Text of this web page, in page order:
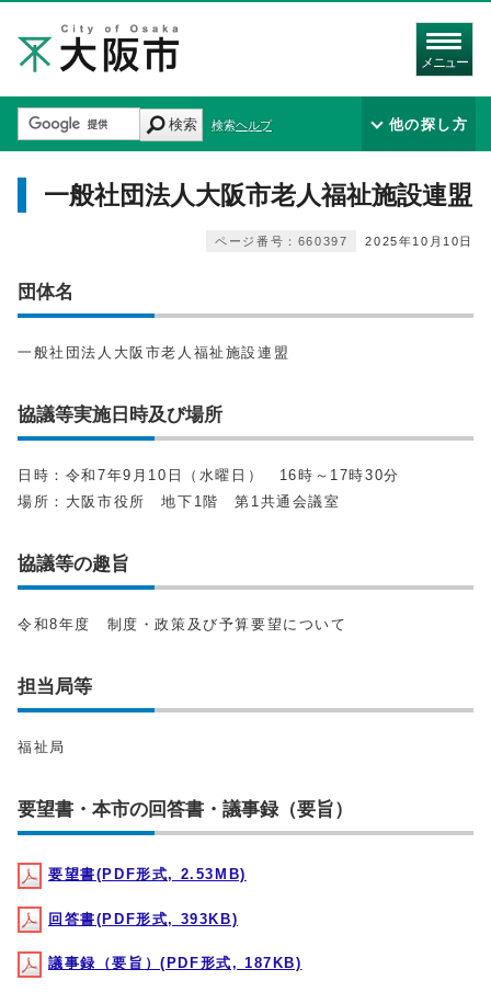
メニュー
検索 検索ヘルプ 他の探し方
一般社団法人大阪市老人福祉施設連盟
2025年10月10日
ページ番号：660397
団体名
一般社団法人大阪市老人福祉施設連盟
協議等実施日時及び場所
日時：令和7年9月10日（水曜日） 16時～17時30分
場所：大阪市役所 地下1階 第1共通会議室
協議等の趣旨
令和8年度 制度・政策及び予算要望について
担当局等
福祉局
要望書・本市の回答書・議事録（要旨）
要望書(PDF形式, 2.53MB)
回答書(PDF形式, 393KB)
議事録（要旨）(PDF形式, 187KB)